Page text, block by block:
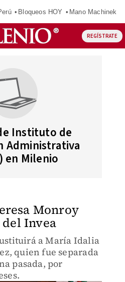
Bloqueos HOY Mano Machinek
REGÍSTRATE
Instituto de
Administrativa
en Milenio
Monroy
Invea
a María Idalia
quien fue separada
pasada, por